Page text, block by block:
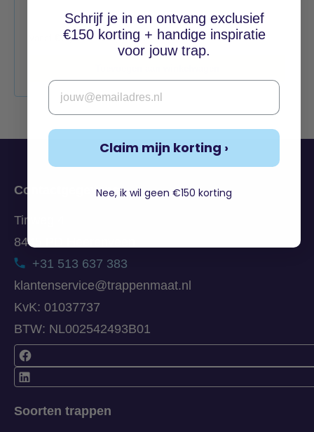
17,50 excl. btw (per stuk)
Soorten trappen
Contactgegevens
Tinweg 4
8445 PD Heerenveen
+31 513 637 383
klantenservice@trappenmaat.nl
KvK: 01037737
BTW: NL002542493B01
Schrijf je in en ontvang exclusief
€150 korting + handige inspiratie
voor jouw trap.
Email
Claim mijn korting ›
Nee, ik wil geen €150 korting